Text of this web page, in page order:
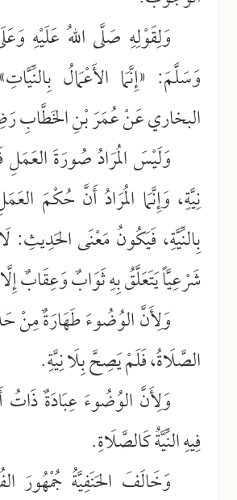
وَلِقَوْلِهِ صَلَّى اللهُ عَلَيْهِ
وَسَلَّمَ: «إِنَّمَا الأَعْمَالُ
البخاري عَنْ عُمَرَ بْنِ الخَطَّابِ
وَلَيْسَ المُرَادُ صُورَةَ العَمَلِ
نِيَّةٍ، وَإِنَّمَا المُرَادُ أَنَّ حُكْمَ
بِالنِّيَّةِ، فَيَكُونُ مَعْنَى الحَدِيثِ:
شَرْعِيَّاً يَتَعَلَّقُ بِهِ ثَوَابٌ وَعِقَابٌ إِلَّا
وَلِأَنَّ الوُضُوءَ طَهَارَةٌ مِنْ
الصَّلَاةُ، فَلَمْ يَصِحَّ بِلَا نِيَّةٍ.
وَلِأَنَّ الوُضُوءَ عِبَادَةٌ
فِيهِ النِّيَّةُ كَالصَّلَاةِ.
وَخَالَفَ الحَنَفِيَّةُ جُمْهُورَ